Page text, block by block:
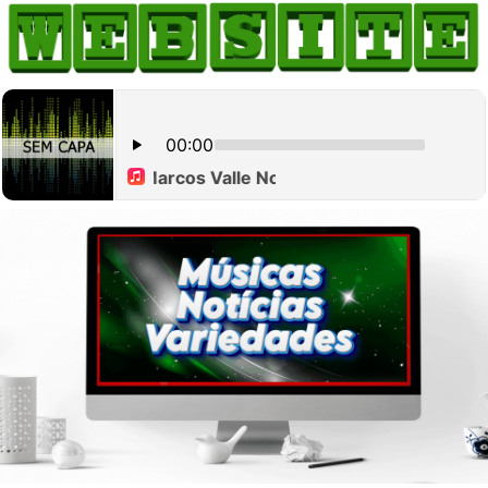
HOME
COMO ANUNCIAR
JORNAIS DO BRASIL
AS NOTÍCIAS DO DIA
CANAL 3CLIMAS
ACONTECEU...VIROU MANCHETE!
BLOGS & COLUNAS
AGÊNCIA DE NOTÍCIAS
CNN BRASIL